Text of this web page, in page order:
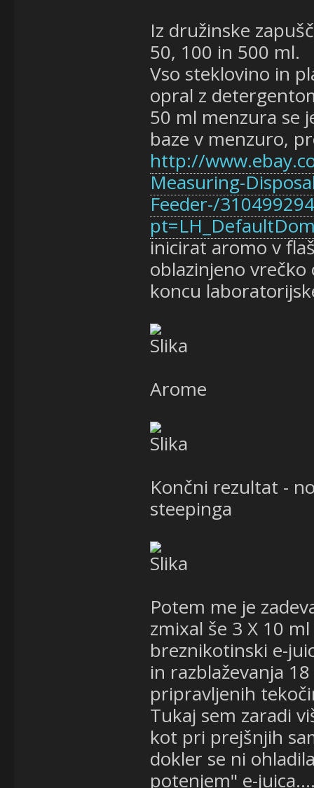
Iz družinske
50, 100 in 500 ml.
Vso steklovino in
opral z
50 ml menzura se
baze v menzuro,
http://
Measuring-
Feeder-/
inicirat aromo v
oblazinjeno vrečko
koncu
Arome
Končni rezultat -
steepinga
Potem me je
zmixal še 3 X 10
breznikotinski e-
in razblaževanja
pripravljenih
Tukaj sem zaradi
kot pri prejšnjih
dokler se ni
potenjem" e-